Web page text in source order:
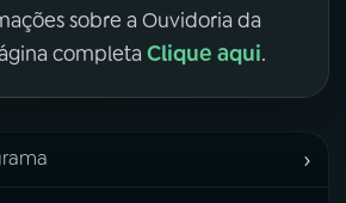
sobre a Ouvidoria da
completa Clique aqui.
›